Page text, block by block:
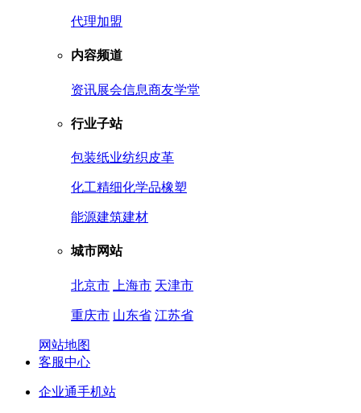
代理加盟
内容频道
资讯展会信息商友学堂
行业子站
包装纸业纺织皮革
化工精细化学品橡塑
能源建筑建材
城市网站
北京市 上海市 天津市
重庆市 山东省 江苏省
网站地图
客服中心
企业通手机站